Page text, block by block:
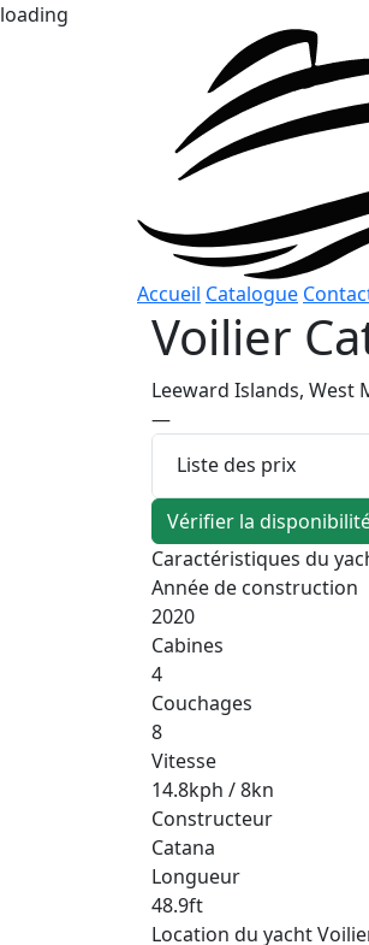
loading
Accueil Catalogue
Voilier
Leeward Islands, West
—
Liste des prix
Vérifier la
Caractéristiques du
Année de construction
2020
Cabines
4
Couchages
8
Vitesse
14.8kph / 8kn
Constructeur
Catana
Longueur
48.9ft
Location du yacht